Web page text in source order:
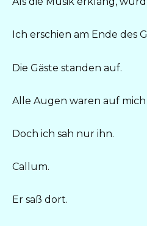
Ich erschien am Ende des
Die Gäste standen auf.
Alle Augen waren auf
Doch ich sah nur ihn.
Callum.
Er saß dort.